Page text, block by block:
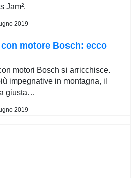
Jam².
2019
motore Bosch: ecco
motori Bosch si arricchisce.
impegnative in montagna, il
giusta…
2019